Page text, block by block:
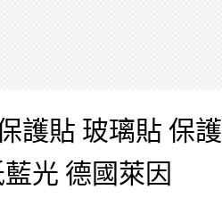
護貼 玻璃貼 保護
光 德國萊因